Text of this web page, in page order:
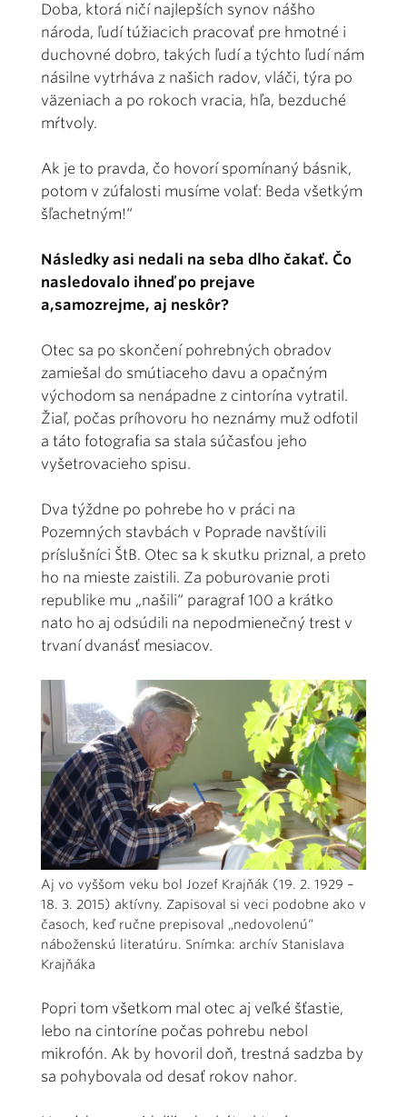
Doba, ktorá ničí najlepších synov nášho
národa, ľudí túžiacich pracovať pre hmotné i
duchovné dobro, takých ľudí a týchto ľudí nám
násilne vytrháva z našich radov, vláči, týra po
väzeniach a po rokoch vracia, hľa, bezduché
mŕtvoly.
Ak je to pravda, čo hovorí spomínaný básnik,
potom v zúfalosti musíme volať: Beda všetkým
šľachetným!“
Následky asi nedali na seba dlho čakať. Čo
nasledovalo ihneď po prejave
a,samozrejme, aj neskôr?
Otec sa po skončení pohrebných obradov
zamiešal do smútiaceho davu a opačným
východom sa nenápadne z cintorína vytratil.
Žiaľ, počas príhovoru ho neznámy muž odfotil
a táto fotografia sa stala súčasťou jeho
vyšetrovacieho spisu.
Dva týždne po pohrebe ho v práci na
Pozemných stavbách v Poprade navštívili
príslušníci ŠtB. Otec sa k skutku priznal, a preto
ho na mieste zaistili. Za poburovanie proti
republike mu „našili“ paragraf 100 a krátko
nato ho aj odsúdili na nepodmienečný trest v
trvaní dvanásť mesiacov.
Aj vo vyššom veku bol Jozef Krajňák (19. 2. 1929 –
18. 3. 2015) aktívny. Zapisoval si veci podobne ako v
časoch, keď ručne prepisoval „nedovolenú“
náboženskú literatúru. Snímka: archív Stanislava
Krajňáka
Popri tom všetkom mal otec aj veľké šťastie,
lebo na cintoríne počas pohrebu nebol
mikrofón. Ak by hovoril doň, trestná sadzba by
sa pohybovala od desať rokov nahor.